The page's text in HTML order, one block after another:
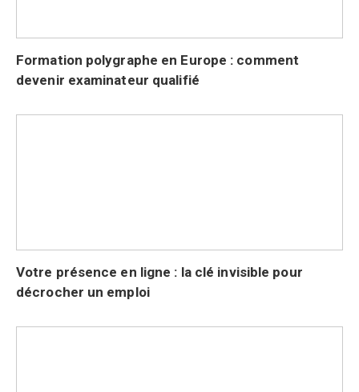
Formation polygraphe en Europe : comment
devenir examinateur qualifié
Votre présence en ligne : la clé invisible pour
décrocher un emploi